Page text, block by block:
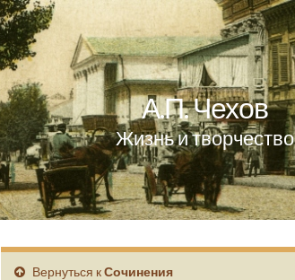
А.П. Чехов
Жизнь и творчество
Вернуться кСочинения